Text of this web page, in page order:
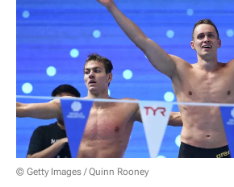
© Getty Images / Quinn Rooney